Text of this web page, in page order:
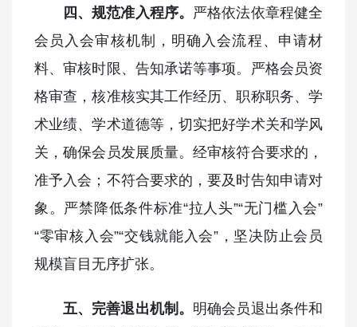
四、规范准入程序。 严格依法依章程健全
会员入会审核机制，明确入会流程、申请材
料、审核时限、告知承诺等事项。严格会员资
格审查，核准核实其工作经历、职称职务、学
术业绩、学术道德等，切实把好学术关和学风
关，确保会员发展质量。经审核符合要求的，
准予入会；不符合要求的，要及时告知申请对
象。严禁降低条件标准“拉人头”“无门槛入会”
“零审核入会”“交钱就能入会”，坚决防止会员
规模盲目无序扩张。
五、完善退出机制。 明确会员退出条件和